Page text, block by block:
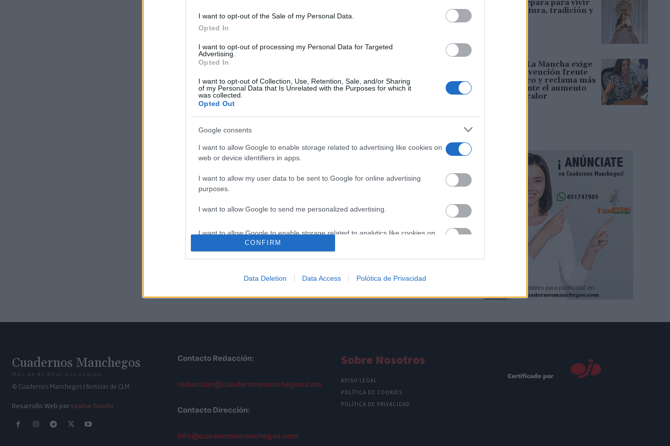
I want to opt-out of the Sale of my Personal Data.
Opted In
I want to opt-out of processing my Personal Data for Targeted
Advertising.
Opted In
I want to opt-out of Collection, Use, Retention, Sale, and/or Sharing
of my Personal Data that Is Unrelated with the Purposes for which it
was collected.
Opted Out
Google consents
I want to allow Google to enable storage related to advertising like cookies on
web or device identifiers in apps.
I want to allow my user data to be sent to Google for online advertising
purposes.
I want to allow Google to send me personalized advertising.
I want to allow Google to enable storage related to analytics like cookies on
web or device identifiers in apps.
I want to allow Google to enable storage related to personalization.
CONFIRM
Data Deletion Data Access Polótica de Privacidad
Tamajón se prepara para vivir
diez días de cultura, tradición y
convivencia
CCOO Castilla-La Mancha exige
reforzar la prevención frente
al estrés térmico y reclama más
inspecciones ante el aumento
del riesgo por calor
Cuadernos Manchegos
Más de 45 Años nos avalan
© Cuadernos Manchegos | Noticias de CLM
Desarrollo Web por Leubur Diseño
Contacto Redacción:
redaccion@cuadernosmanchegos.com
Contacto Dirección:
info@cuadernosmanchegos.com
Sobre Nosotros
AVISO LEGAL
POLÍTICA DE COOKIES
POLÍTICA DE PRIVACIDAD